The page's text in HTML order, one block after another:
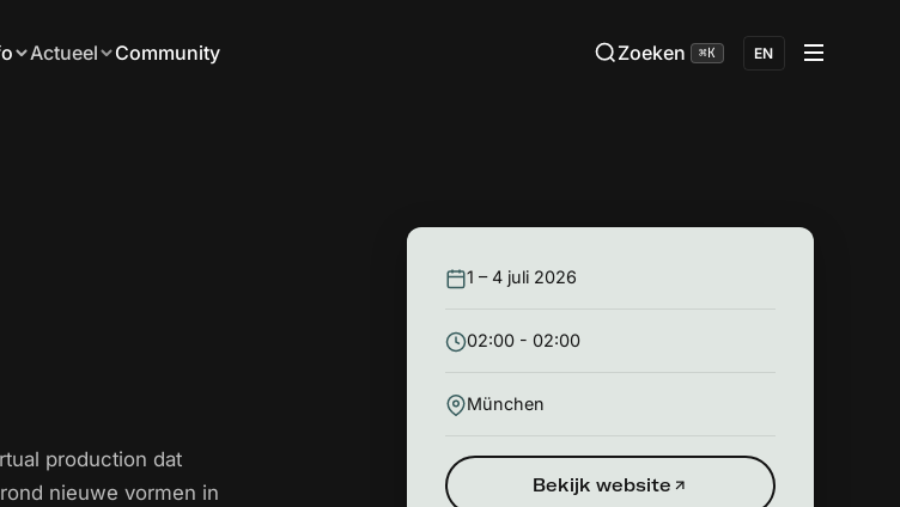
Actueel Community Zoeken ⌘K EN
production dat
nieuwe vormen in
1 – 4 juli 2026
02:00 - 02:00
München
Bekijk website